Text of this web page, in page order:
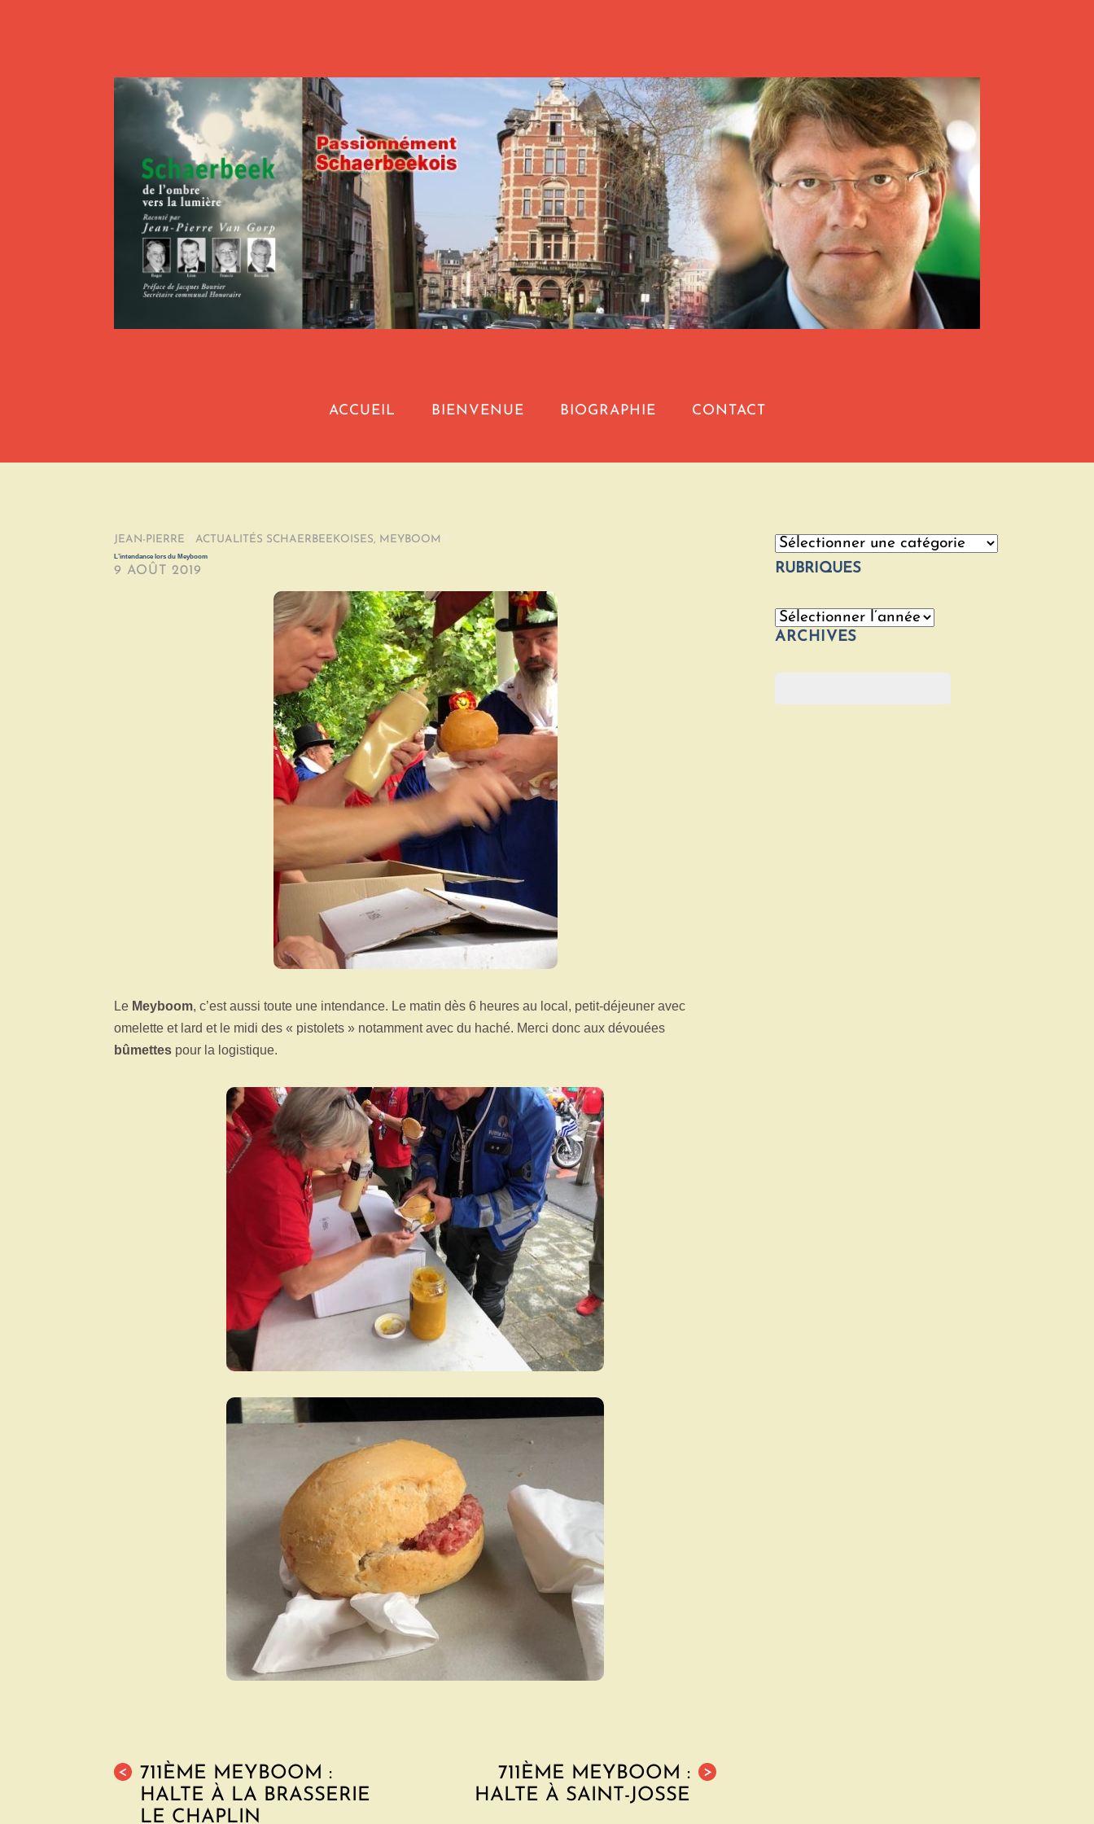
ACCUEIL BIENVENUE BIOGRAPHIE CONTACT
JEAN-PIERRE / ACTUALITÉS SCHAERBEEKOISES, MEYBOOM /
L’intendance lors du Meyboom
9 AOÛT 2019
Le Meyboom, c’est aussi toute une intendance. Le matin dès 6 heures au local, petit-déjeuner avec
omelette et lard et le midi des « pistolets » notamment avec du haché. Merci donc aux dévouées
bûmettes pour la logistique.
<
711ÈME MEYBOOM :
HALTE À LA BRASSERIE
LE CHAPLIN
>
711ÈME MEYBOOM :
HALTE À SAINT-JOSSE
Catégories
RUBRIQUES
Archives
ARCHIVES